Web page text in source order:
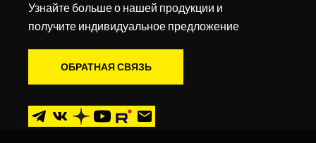
Узнайте больше о нашей продукции и
получите индивидуальное предложение
ОБРАТНАЯ СВЯЗЬ